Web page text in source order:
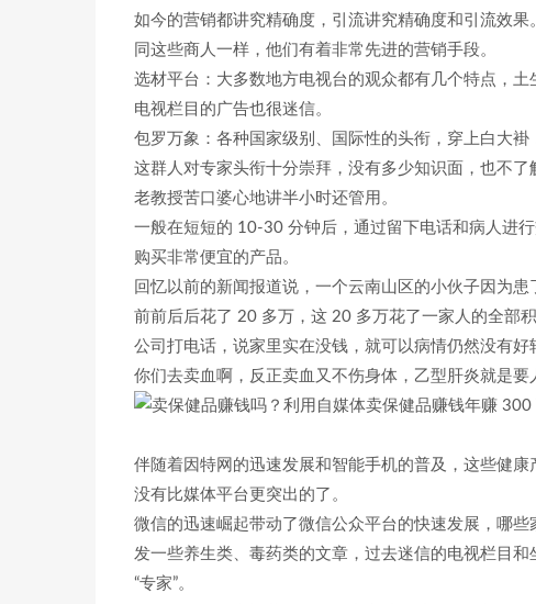
如今的营销都讲究精确度，引流讲究精确度和引流效果
同这些商人一样，他们有着非常先进的营销手段。
选材平台：大多数地方电视台的观众都有几个特点，
电视栏目的广告也很迷信。
包罗万象：各种国家级别、国际性的头衔，穿上白大褂
这群人对专家头衔十分崇拜，没有多少知识面，也不
老教授苦口婆心地讲半小时还管用。
一般在短短的 10-30 分钟后，通过留下电话和病人进
购买非常便宜的产品。
回忆以前的新闻报道说，一个云南山区的小伙子因为
前前后后花了 20 多万，这 20 多万花了一家人的全部
公司打电话，说家里实在没钱，就可以病情仍然没有好
你们去卖血啊，反正卖血又不伤身体，乙型肝炎就是要
伴随着因特网的迅速发展和智能手机的普及，这些健康
没有比媒体平台更突出的了。
微信的迅速崛起带动了微信公众平台的快速发展，哪
发一些养生类、毒药类的文章，过去迷信的电视栏目
“专家”。